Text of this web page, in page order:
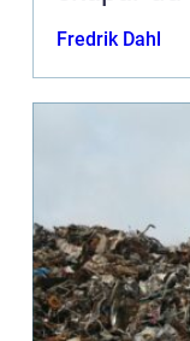
Fredrik Dahl